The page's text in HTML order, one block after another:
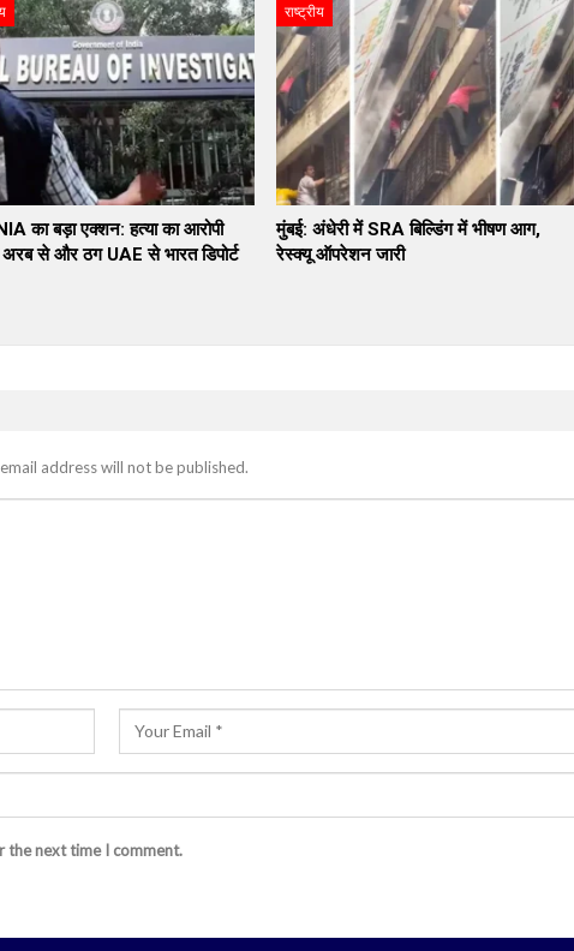
का बड़ा एक्शन: हत्या का आरोपी
से और ठग UAE से भारत डिपोर्ट
राष्ट्रीय
मुंबई: अंधेरी में SRA बिल्डिंग में भीषण आग,
रेस्क्यू ऑपरेशन जारी
address will not be published.
the next time I comment.